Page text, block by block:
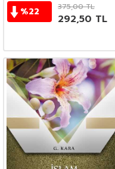
%22 375,00TL
292,50 TL